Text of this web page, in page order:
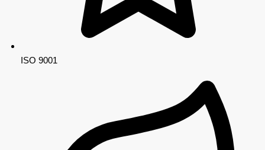
ISO 9001